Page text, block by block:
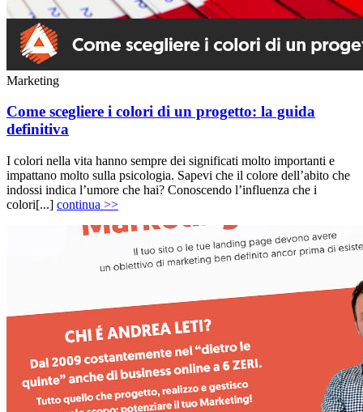
Marketing
Come scegliere i colori di un progetto: la guida
definitiva
I colori nella vita hanno sempre dei significati molto importanti e
impattano molto sulla psicologia. Sapevi che il colore dell’abito che
indossi indica l’umore che hai? Conoscendo l’influenza che i
colori[...] continua >>